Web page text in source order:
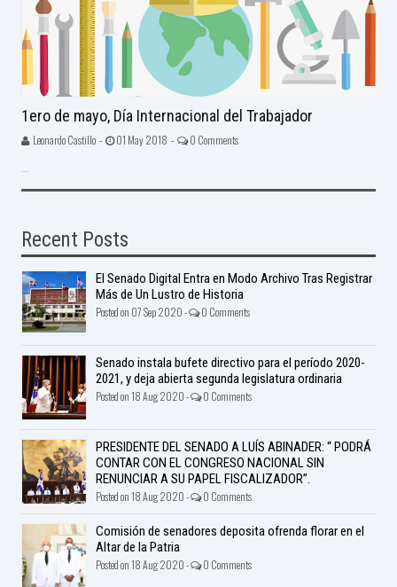
1ero de mayo, Día Internacional del Trabajador
Leonardo Castillo - 01 May 2018 - 0 Comments
Recent Posts
El Senado Digital Entra en Modo Archivo Tras Registrar
Más de Un Lustro de Historia
Posted on 07 Sep 2020 - 0 Comments
Senado instala bufete directivo para el período 2020-
2021, y deja abierta segunda legislatura ordinaria
Posted on 18 Aug 2020 - 0 Comments
PRESIDENTE DEL SENADO A LUÍS ABINADER: “ PODRÁ
CONTAR CON EL CONGRESO NACIONAL SIN
RENUNCIAR A SU PAPEL FISCALIZADOR”.
Posted on 18 Aug 2020 - 0 Comments
Comisión de senadores deposita ofrenda florar en el
Altar de la Patria
Posted on 18 Aug 2020 - 0 Comments